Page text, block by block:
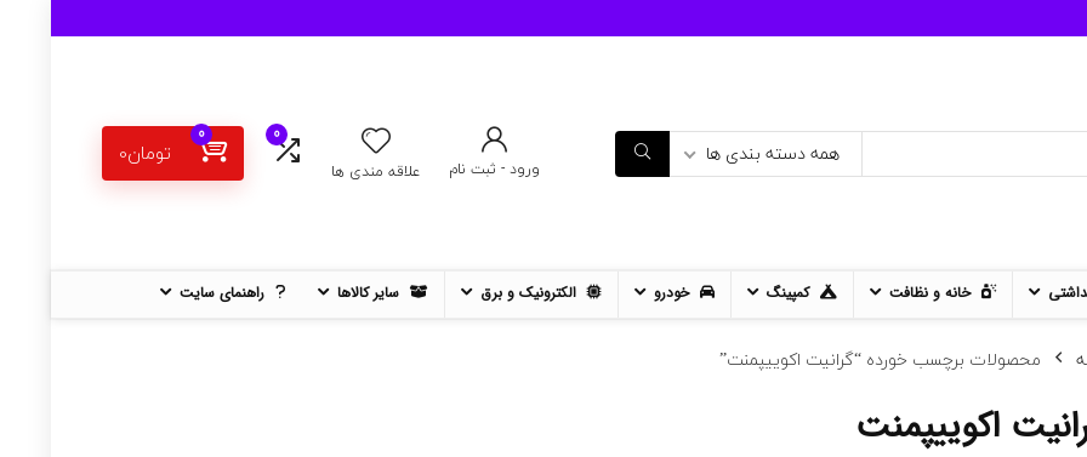
همه دسته بندی ها
ورود - ثبت نام علاقه مندی ها
0
0
تومان0
خانه و نظافت کمپینگ خودرو الکترونیک و برق سایر کالاها راهنمای سایت
محصولات برچسب خورده “گرانیت اکوییپمنت”
اکوییپمنت